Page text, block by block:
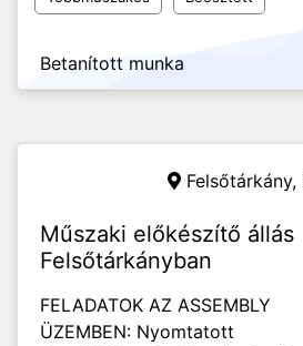
Betanított munka
Felsőtárkány,
Műszaki előkészítő állás
Felsőtárkányban
FELADATOK AZ ASSEMBLY
ÜZEMBEN: Nyomtatott